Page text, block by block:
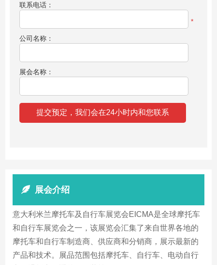
联系电话：
*
公司名称：
展会名称：
展会介绍
意大利米兰摩托车及自行车展览会EICMA是全球摩托车
和自行车展览会之一，该展览会汇集了来自世界各地的
摩托车和自行车制造商、供应商和分销商，展示最新的
产品和技术。展品范围包括摩托车、自行车、电动自行